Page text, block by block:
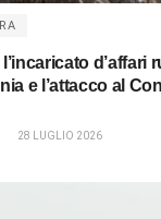
l’incaricato d’affari
e l’attacco al
28 LUGLIO 2026